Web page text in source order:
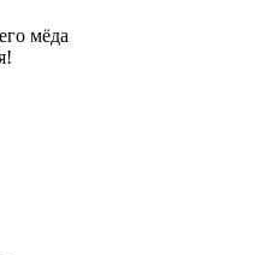
мёда